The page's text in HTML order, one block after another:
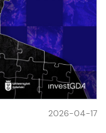
2026-04-17